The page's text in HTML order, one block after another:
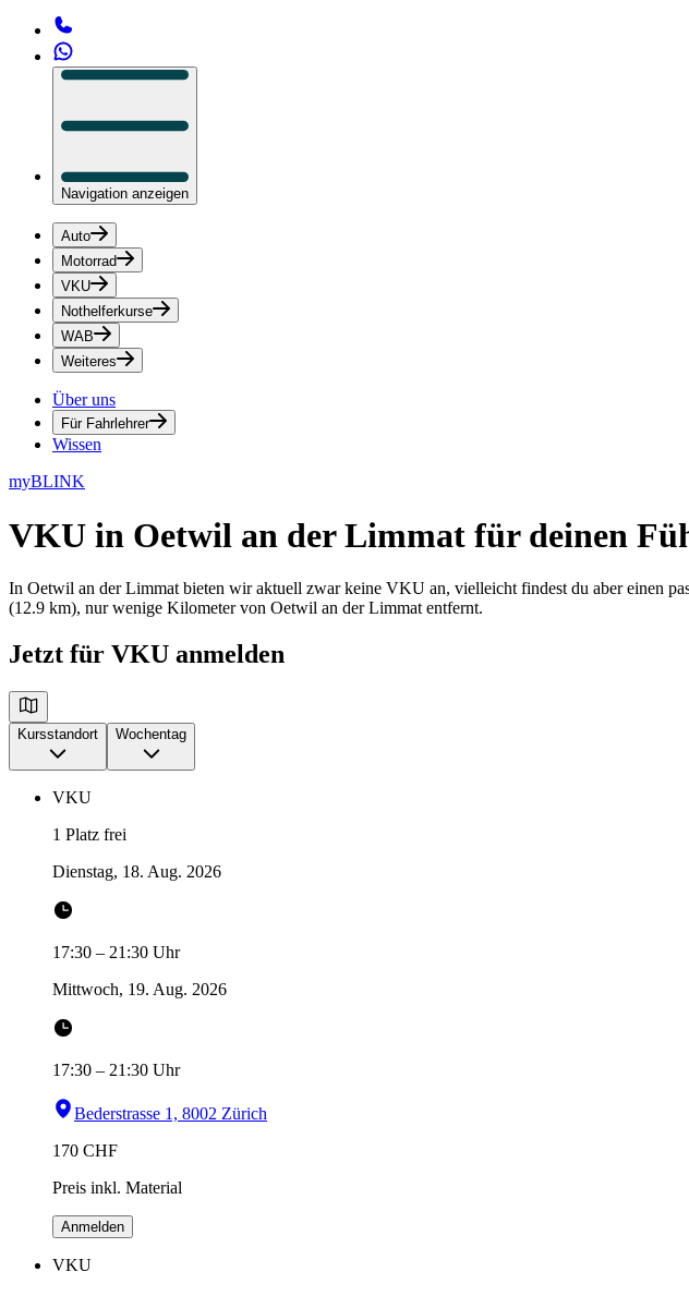
Navigation anzeigen
Auto
Motorrad
VKU
Nothelferkurse
WAB
Weiteres
Über uns
Für Fahrlehrer
Wissen
myBLINK
VKU in Oetwil an der Limmat für deinen
In Oetwil an der Limmat bieten wir aktuell zwar keine VKU an, vielleicht findest du aber einen
(12.9 km), nur wenige Kilometer von Oetwil an der Limmat entfernt.
Jetzt für VKU anmelden
Kursstandort Wochentag
VKU
1 Platz frei
Dienstag, 18. Aug. 2026
17:30 – 21:30 Uhr
Mittwoch, 19. Aug. 2026
17:30 – 21:30 Uhr
Bederstrasse 1, 8002 Zürich
170 CHF
Preis inkl. Material
Anmelden
VKU